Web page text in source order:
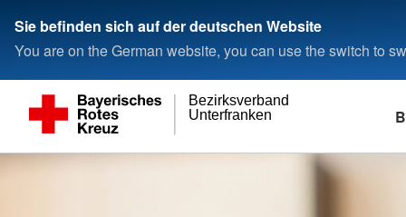
Sie befinden sich auf der deutschen Website
You are on the German website, you can use the switch to
Unterfranken
Bezirksverband